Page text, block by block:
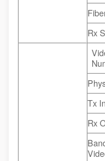
Rx
Tx
Rx